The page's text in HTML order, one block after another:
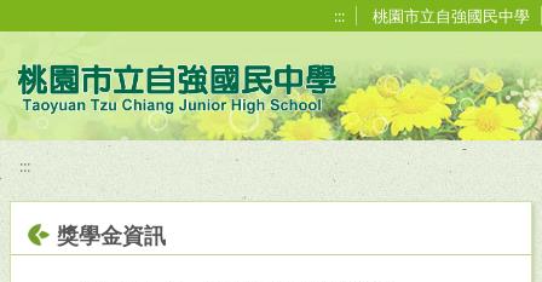
::: 桃園市立自強國民中學
:::
獎學金資訊